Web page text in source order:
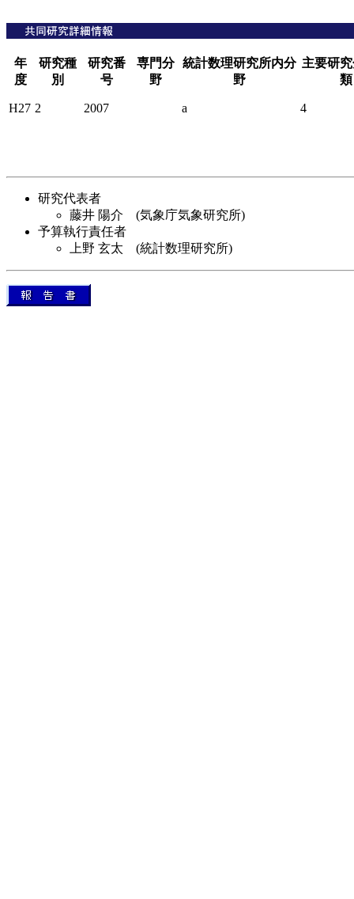
年
度
研究種
別
研究番
号
専門分
野
統計数理研究所内分
野
主要研
類
H27 2 2007 a 4
研究代表者
藤井 陽介 (気象庁気象研究所)
予算執行責任者
上野 玄太 (統計数理研究所)